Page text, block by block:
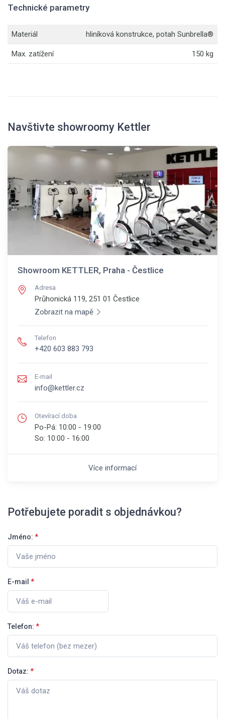
Technické parametry
Materiál hliníková konstrukce, potah Sunbrella®
Max. zatížení 150 kg
Navštivte showroomy Kettler
Showroom KETTLER, Praha - Čestlice
Adresa
Průhonická 119, 251 01 Čestlice
Zobrazit na mapě
Telefon
+420 603 883 793
E-mail
info@kettler.cz
Otevírací doba
Po-Pá: 10:00 - 19:00
So: 10:00 - 16:00
Více informací
Potřebujete poradit s objednávkou?
Jméno: *
E-mail *
Telefon: *
Dotaz: *